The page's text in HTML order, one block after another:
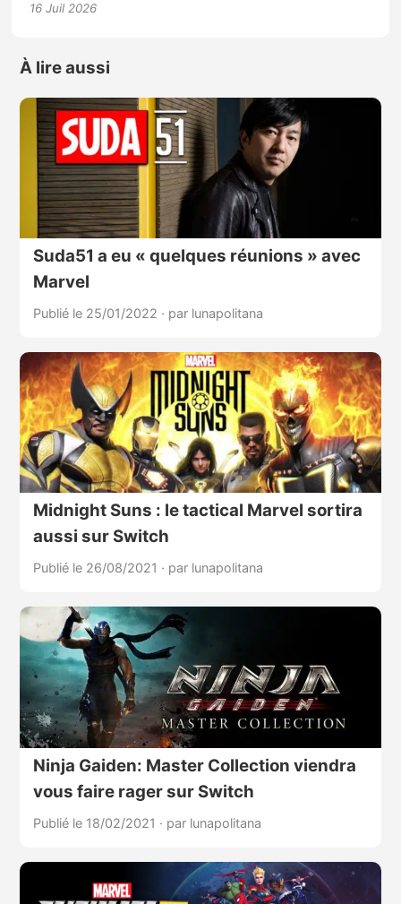
16 Juil 2026
À lire aussi
Suda51 a eu « quelques réunions » avec
Marvel
Publié le 25/01/2022 · par lunapolitana
Midnight Suns : le tactical Marvel sortira
aussi sur Switch
Publié le 26/08/2021 · par lunapolitana
Ninja Gaiden: Master Collection viendra
vous faire rager sur Switch
Publié le 18/02/2021 · par lunapolitana